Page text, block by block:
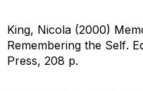
King, Nicola (2000)
Remembering the Self.
Press, 208 p.